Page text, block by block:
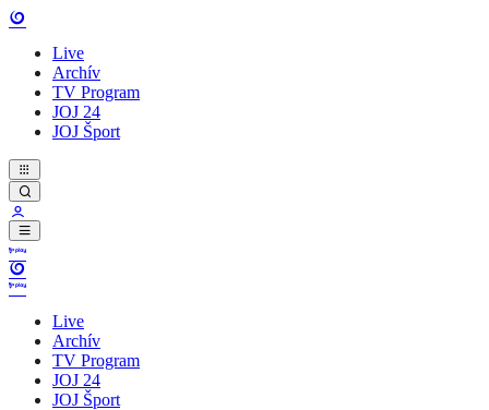
Live
Archív
TV Program
JOJ 24
JOJ Šport
Live
Archív
TV Program
JOJ 24
JOJ Šport